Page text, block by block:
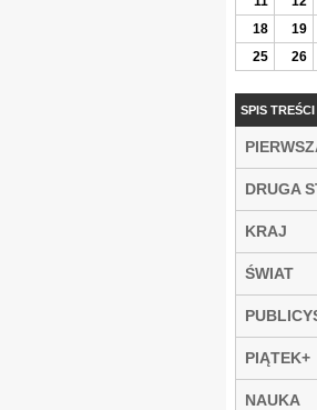
18
19
25
26
SPIS TREŚCI
DRUGA
KRAJ
ŚWIAT
PIĄTEK+
NAUKA